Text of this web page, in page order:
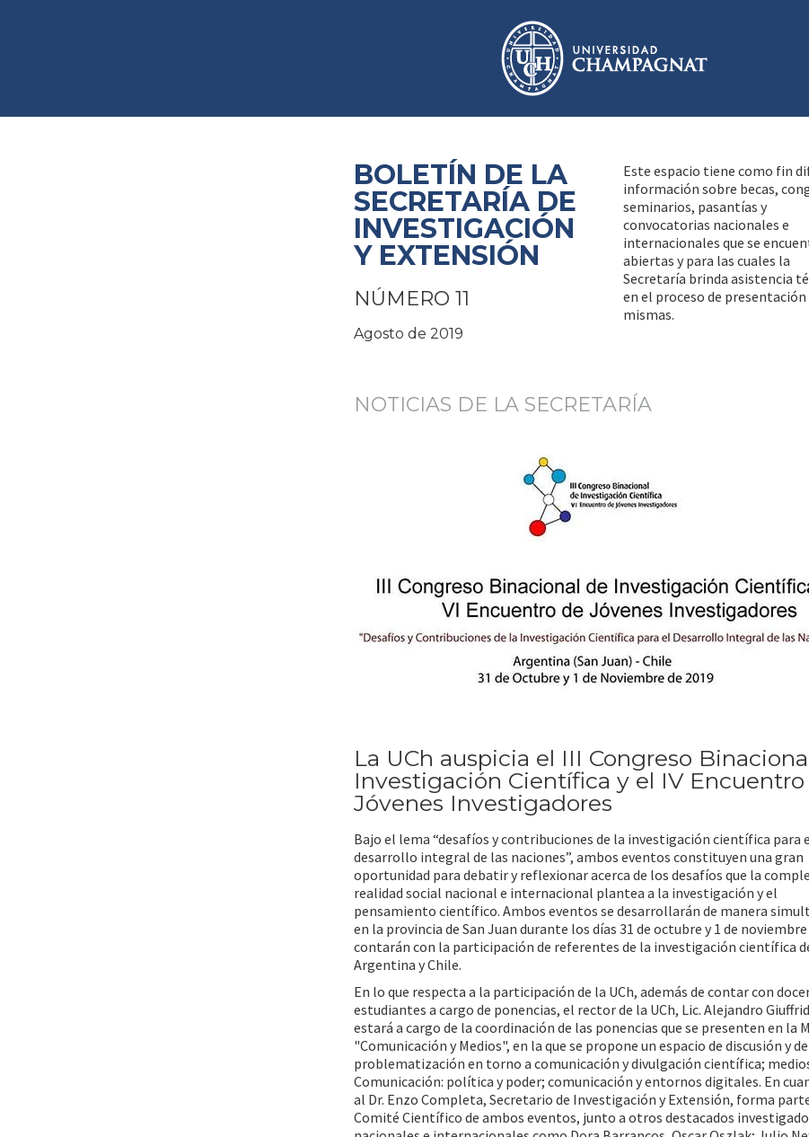
BOLETÍN DE LA
SECRETARÍA DE
INVESTIGACIÓN
Y EXTENSIÓN
NÚMERO 11
Agosto de 2019
Este espacio tiene como fin
información sobre becas,
seminarios, pasantías y
convocatorias nacionales e
internacionales que se
abiertas y para las cuales la
Secretaría brinda asistencia
en el proceso de presentación
mismas.
NOTICIAS DE LA SECRETARÍA
La UCh auspicia el III Congreso
Investigación Científica y el IV
Jóvenes Investigadores
Bajo el lema “desafíos y contribuciones de la investigación científica para
desarrollo integral de las naciones”, ambos eventos constituyen una gran
oportunidad para debatir y reflexionar acerca de los desafíos que la
realidad social nacional e internacional plantea a la investigación y el
pensamiento científico. Ambos eventos se desarrollarán de manera
en la provincia de San Juan durante los días 31 de octubre y 1 de noviembre
contarán con la participación de referentes de la investigación científica
Argentina y Chile.
En lo que respecta a la participación de la UCh, además de contar con
estudiantes a cargo de ponencias, el rector de la UCh, Lic. Alejandro
estará a cargo de la coordinación de las ponencias que se presenten en la
"Comunicación y Medios", en la que se propone un espacio de discusión y de
problematización en torno a comunicación y divulgación científica;
Comunicación: política y poder; comunicación y entornos digitales. En
al Dr. Enzo Completa, Secretario de Investigación y Extensión, forma
Comité Científico de ambos eventos, junto a otros destacados